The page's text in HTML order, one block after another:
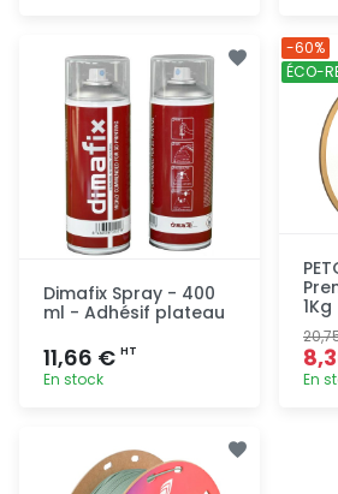
rapide
Dimafix Spray - 400
ml - Adhésif plateau
11,66 € HT
En stock
rapide
1Kg
En
-60%
ÉCO-